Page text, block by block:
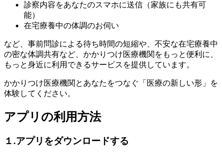
診察内容をあなたのスマホに送信（家族にも共有可
能）
在宅療養中の体調のお伺い
など、事前問診による待ち時間の短縮や、不安な在宅療養中
の密な体調共有など、かかりつけ医療機関をもっと便利に、
もっと身近に利用できるサービスを提供しています。
かかりつけ医療機関とあなたをつなぐ「医療の新しい形」を
体験してください。
アプリの利用方法
１.アプリをダウンロードする